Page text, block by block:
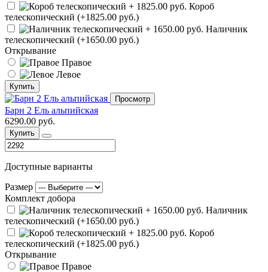
Короб
телескопический (+1825.00 руб.)
Наличник
телескопический (+1650.00 руб.)
Открывание
Правое
Левое
Купить
Просмотр
Барн 2 Ель альпийская
6290.00 руб.
Купить
Доступные варианты
Размер
Комплект добора
Наличник
телескопический (+1650.00 руб.)
Короб
телескопический (+1825.00 руб.)
Открывание
Правое